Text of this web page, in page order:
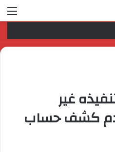
غير
كشف حساب